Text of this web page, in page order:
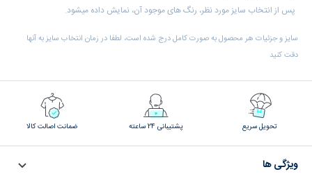
پس از انتخاب سایز مورد نظر، رنگ های موجود آن، نمایش داده میشود.
سایز و جزئیات هر محصول به صورت کامل درج شده است، لطفا در زمان انتخاب سایز به آنها
دقت کنید
تحویل سریع پشتیبانی 24 ساعته ضمانت اصالت کالا
ویژگی ها